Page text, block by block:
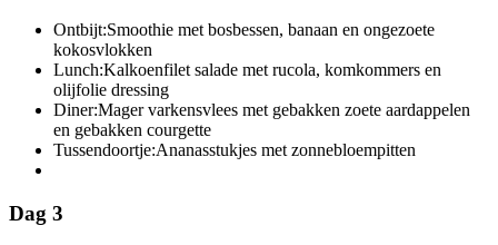
Ontbijt:Smoothie met bosbessen, banaan en ongezoete
kokosvlokken
Lunch:Kalkoenfilet salade met rucola, komkommers en
olijfolie dressing
Diner:Mager varkensvlees met gebakken zoete aardappelen
en gebakken courgette
Tussendoortje:Ananasstukjes met zonnebloempitten
Dag 3